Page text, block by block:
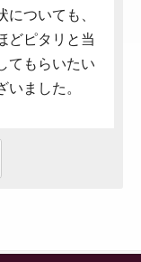
ついても、
どピタリと当
てもらいたい
ました。